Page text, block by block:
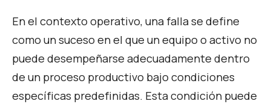
En el contexto operativo, una falla se define
como un suceso en el que un equipo o activo no
puede desempeñarse adecuadamente dentro
de un proceso productivo bajo condiciones
específicas predefinidas. Esta condición puede